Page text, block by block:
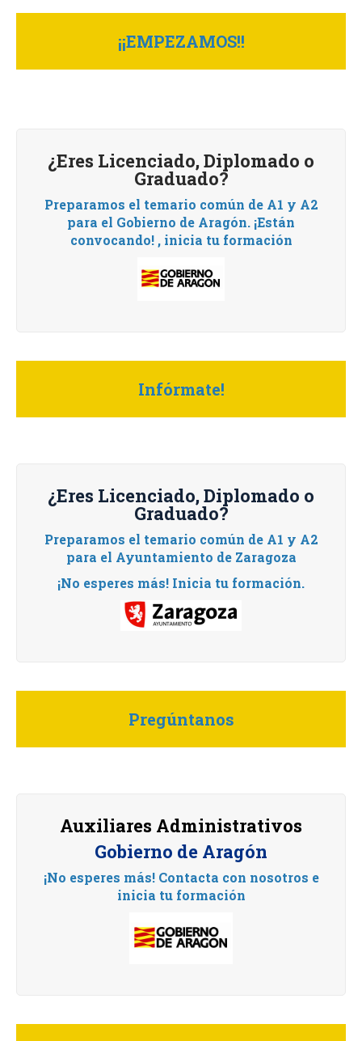
¡¡EMPEZAMOS!!
¿Eres Licenciado, Diplomado o
Graduado?
Preparamos el temario común de A1 y A2
para el Gobierno de Aragón. ¡Están
convocando! , inicia tu formación
Infórmate!
¿Eres Licenciado, Diplomado o
Graduado?
Preparamos el temario común de A1 y A2
para el Ayuntamiento de Zaragoza
¡No esperes más! Inicia tu formación.
Pregúntanos
Auxiliares Administrativos
Gobierno de Aragón
¡No esperes más! Contacta con nosotros e
inicia tu formación